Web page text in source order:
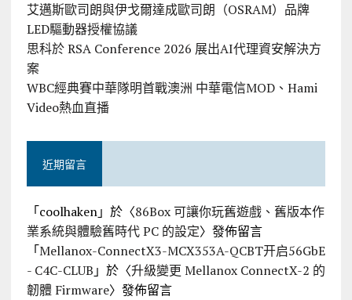
艾邁斯歐司朗與伊戈爾達成歐司朗（OSRAM）品牌
LED驅動器授權協議
思科於 RSA Conference 2026 展出AI代理資安解決方
案
WBC經典賽中華隊明首戰澳洲 中華電信MOD、Hami
Video熱血直播
近期留言
「coolhaken」於〈86Box 可讓你玩舊遊戲、舊版本作
業系統與體驗舊時代 PC 的設定〉發佈留言
「Mellanox-ConnectX3-MCX353A-QCBT开启56GbE
- C4C-CLUB 」於〈升級變更 Mellanox ConnectX-2 的
韌體 Firmware〉發佈留言